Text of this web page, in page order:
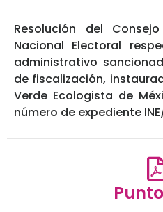
Resolución del
Nacional Electoral
administrativo
de fiscalización,
Verde Ecologista de
número de expediente